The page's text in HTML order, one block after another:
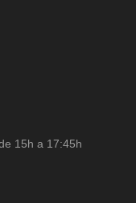
15h a 17:45h